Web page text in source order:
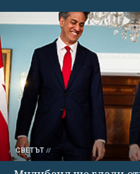
СВЕТЪТ